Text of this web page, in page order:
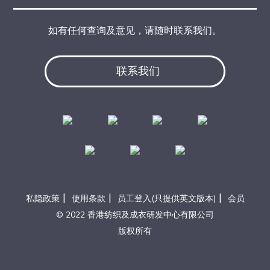
联系我们
如有任何查询及意见，请随时联系我们。
私隐政策 | 使用条款 | 员工登入(只提供英文版本) | 会员
© 2022 香港纺织及成衣研发中心有限公司
版权所有